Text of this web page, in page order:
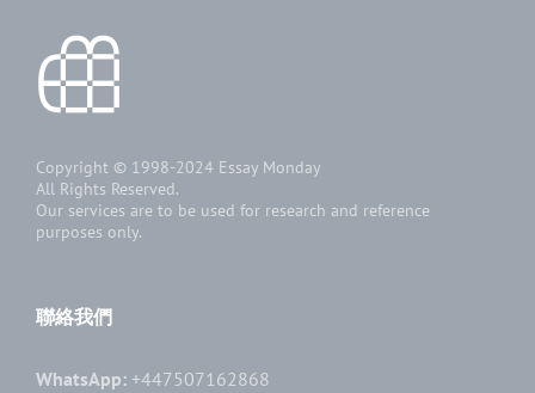
Copyright © 1998-2024 Essay Monday
All Rights Reserved.
Our services are to be used for research and reference
purposes only.
聯絡我們
WhatsApp: +447507162868